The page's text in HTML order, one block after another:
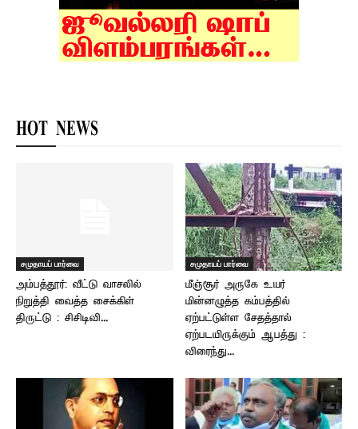
HOT NEWS
சமுதாயப் பார்வை
அம்பத்தூர்: வீட்டு வாசலில்
நிறுத்தி வைத்த சைக்கிள்
திருட்டு : சிசிடிவி...
சமுதாயப் பார்வை
மீஞ்சூர் அருகே உயர்
மின்னழுத்த கம்பத்தில்
ஏற்பட்டுள்ள சேதத்தால்
ஏற்படயிருக்கும் ஆபத்து :
விரைந்து...